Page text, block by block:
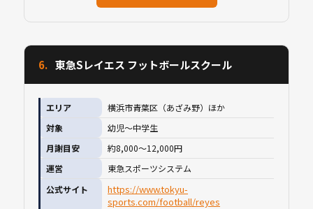
6. 東急Sレイエス フットボールスクール
エリア
横浜市青葉区（あざみ野）ほか
対象
幼児〜中学生
月謝目安
約8,000〜12,000円
運営
東急スポーツシステム
公式サイト
https://www.tokyu-
sports.com/football/reyes